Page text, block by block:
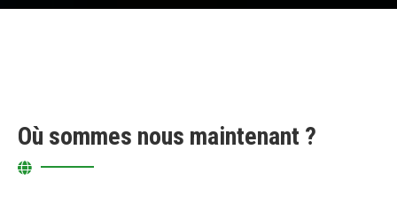
Où sommes nous maintenant ?